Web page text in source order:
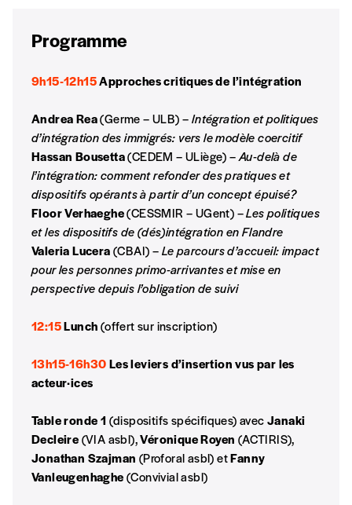
Créer un
compte
qu’il estime juste. Dans l’objectif de rendre nos
d’affirmer notre attachement aux valeurs de
vous-mêmes le coût de notre publication.
Cette valeur peut donc être inférieure, égale
ou supérieure au prix indicatif. De cette
manière, vous soutenez le travail de l’équipe
de rédaction selon vos moyens et vos
motivations.
En pratique
Vous vous abonnez pour l’année civile en
cours ou vous commandez au numéro.
Vous indiquez si vous souhaitez recevoir la
Vous renseignez vos coordonnées.
Vous versez le montant de votre choix sur le
2190 avec en communication le numéro de
la commande renseigné dans le mail de
confirmation et la mention “participation
Imag”.
Programme
9h15-12h15Approches critiques de l’intégration
Andrea Rea(Germe – ULB) –Intégration et politiques
d’intégration des immigrés: vers le modèle coercitif
Hassan Bousetta(CEDEM – ULiège) –Au-delà de
l’intégration: comment refonder des pratiques et
dispositifs opérants à partir d’un concept épuisé?
Floor Verhaeghe(CESSMIR – UGent) –Les politiques
et les dispositifs de (dés)intégration en Flandre
Valeria Lucera(CBAI) –Le parcours d’accueil: impact
pour les personnes primo-arrivantes et mise en
perspective depuis l’obligation de suivi
12:15Lunch(offert sur inscription)
13h15-16h30Les leviers d’insertion vus par les
acteur·ices
Table ronde 1(dispositifs spécifiques) avecJanaki
Decleire(VIA asbl),Véronique Royen (ACTIRIS),
Jonathan Szajman (Proforal asbl) etFanny
Vanleugenhaghe(Convivial asbl)